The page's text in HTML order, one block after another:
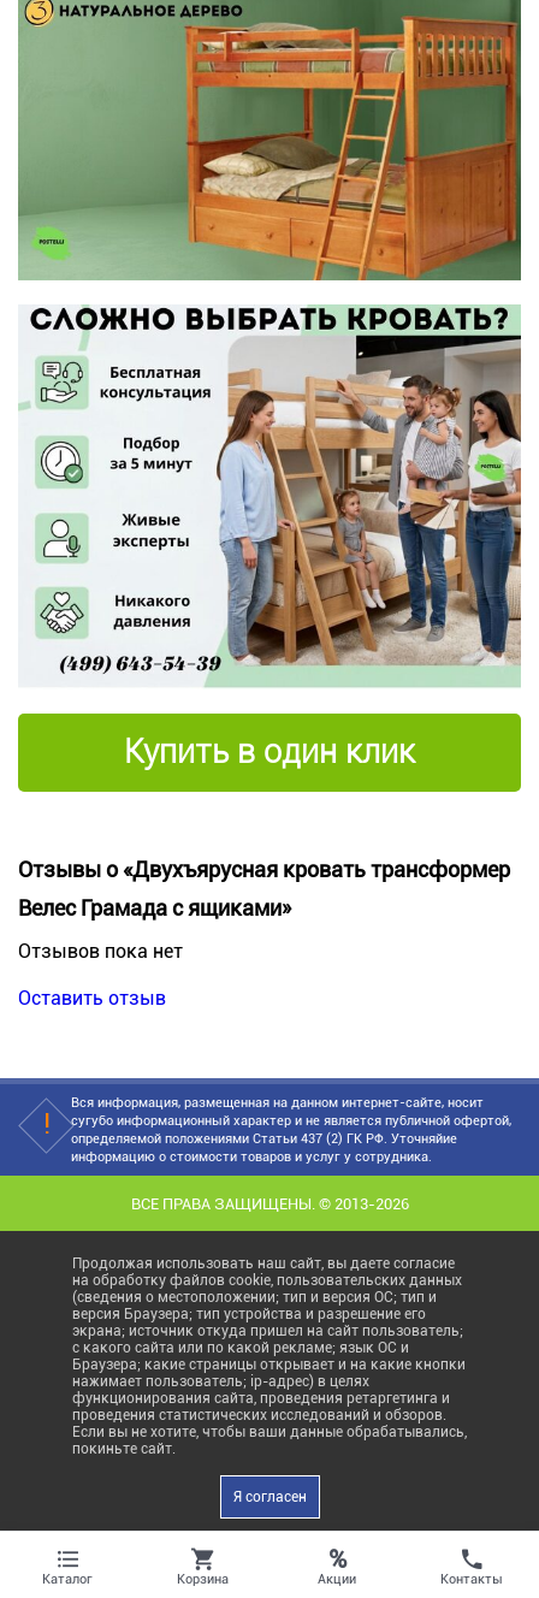
Купить в один клик
Отзывы о «Двухъярусная кровать трансформер
Велес Грамада с ящиками»
Отзывов пока нет
Оставить отзыв
Вся информация, размещенная на данном интернет-сайте, носит
сугубо информационный характер и не является публичной офертой,
определяемой положениями Статьи 437 (2) ГК РФ. Уточняйие
информацию о стоимости товаров и услуг у сотрудника.
ВСЕ ПРАВА ЗАЩИЩЕНЫ. © 2013-2026
Продолжая использовать наш сайт, вы даете согласие
на обработку файлов cookie, пользовательских данных
(сведения о местоположении; тип и версия ОС; тип и
версия Браузера; тип устройства и разрешение его
экрана; источник откуда пришел на сайт пользователь;
с какого сайта или по какой рекламе; язык ОС и
Браузера; какие страницы открывает и на какие кнопки
нажимает пользователь; ip-адрес) в целях
функционирования сайта, проведения ретаргетинга и
проведения статистических исследований и обзоров.
Если вы не хотите, чтобы ваши данные обрабатывались,
покиньте сайт.
Я согласен
Каталог Корзина
%
Акции Контакты